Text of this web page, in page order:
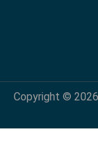
Copyright ©